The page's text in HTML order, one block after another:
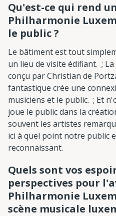
Qu'est-ce qui rend
Philharmonie
le public ?
Le bâtiment est tout
un lieu de visite édifiant. ;
conçu par Christian de
fantastique crée une
musiciens et le public. ; Et
joue le public dans la
souvent les artistes
ici à quel point notre public
reconnaissant.
Quels sont vos
perspectives pour
Philharmonie
scène musicale